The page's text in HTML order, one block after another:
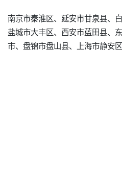
南京市秦淮区、延安市甘泉县、
盐城市大丰区、西安市蓝田县、
市、盘锦市盘山县、上海市静安区